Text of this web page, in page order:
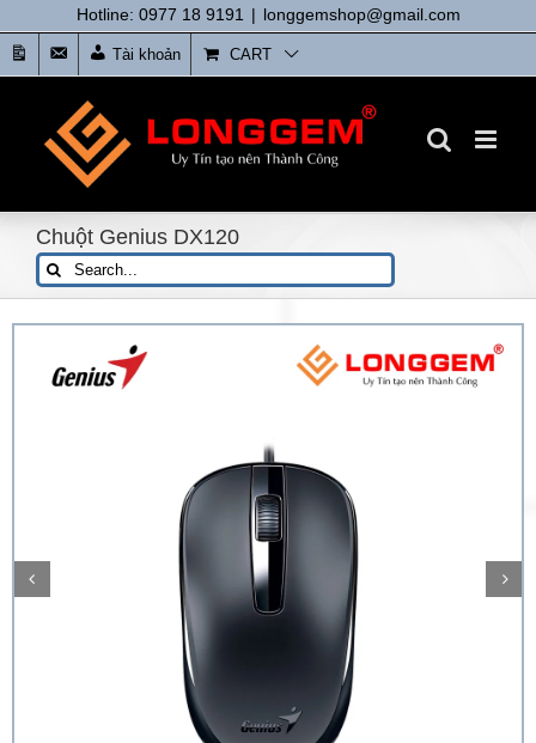
to
content
Hotline: 0977 18 9191 | longgemshop@gmail.com
tức
Liên
Hệ
Tài khoản CART
Chuột Genius DX120
Search
for: